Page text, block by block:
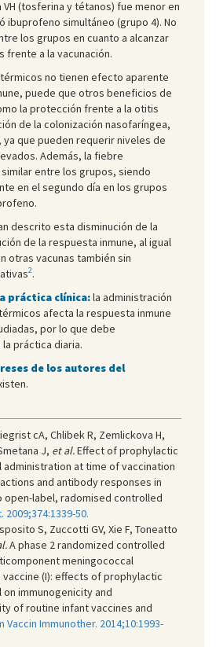
(tosferina y tétanos) fue menor en
ibuprofeno simultáneo (grupo 4). No
los grupos en cuanto a alcanzar
a la vacunación.
no tienen efecto aparente
puede que otros beneficios de
la protección frente a la otitis
de la colonización nasofaríngea,
que pueden requerir niveles de
Además, la fiebre
entre los grupos, siendo
en el segundo día en los grupos
descrito esta disminución de la
de la respuesta inmune, al igual
otras vacunas también sin
2.
práctica clínica:la administración
afecta la respuesta inmune
por lo que debe
práctica diaria.
de los autores del
cA, Chlibek R, Zemlickova H,
J, et al.Effect of prophylactic
administration at time of vaccination
and antibody responses in
open-label, radomised controlled
2009;374:1339-50.
S, Zuccotti GV, Xie F, Toneatto
A phase 2 randomized controlled
meningococcal
(I): effects of prophylactic
immunogenicity and
of routine infant vaccines and
Vaccin Immunother. 2014;10:1993-